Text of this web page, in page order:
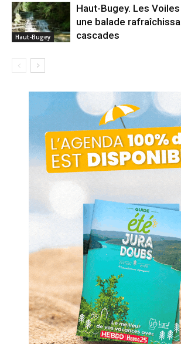
Haut-Bugey
Haut-Bugey. Les
une balade
cascades